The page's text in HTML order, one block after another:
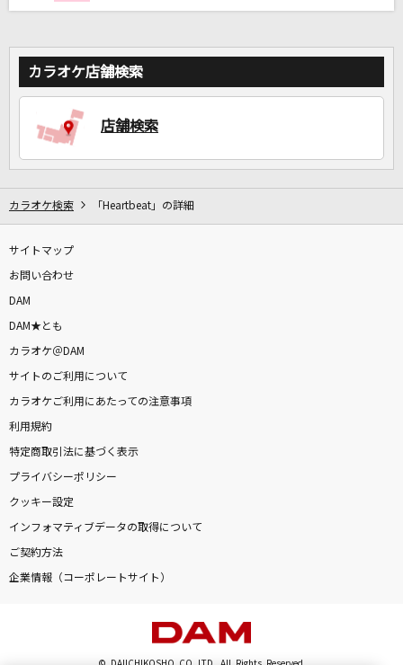
カラオケ店舗検索
店舗検索
カラオケ検索 「Heartbeat」の詳細
サイトマップ
お問い合わせ
DAM
DAM★とも
カラオケ＠DAM
サイトのご利用について
カラオケご利用にあたっての注意事項
利用規約
特定商取引法に基づく表示
プライバシーポリシー
クッキー設定
インフォマティブデータの取得について
ご契約方法
企業情報（コーポレートサイト）
© DAIICHIKOSHO CO.,LTD. All Rights Reserved.